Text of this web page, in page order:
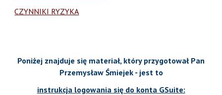
CZYNNIKI RYZYKA
Poniżej znajduje się materiał, który przygotował Pan
Przemysław Śmiejek - jest to
instrukcja logowania się do konta GSuite: